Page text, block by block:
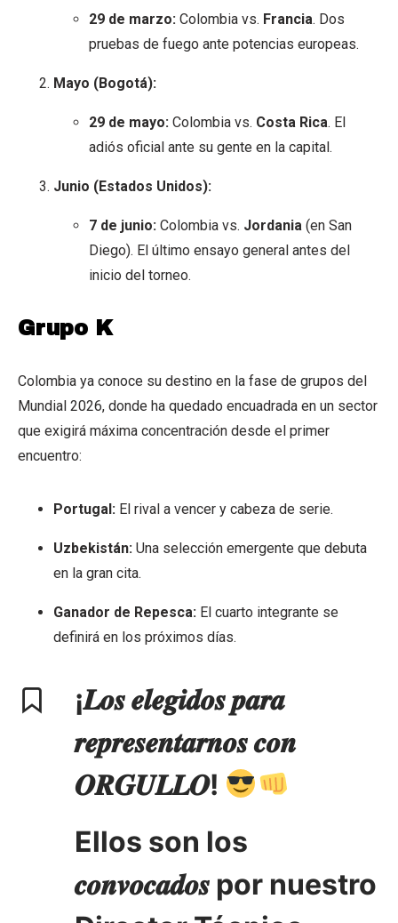
29 de marzo: Colombia vs. Francia. Dos
pruebas de fuego ante potencias europeas.
Mayo (Bogotá):
29 de mayo: Colombia vs. Costa Rica. El
adiós oficial ante su gente en la capital.
Junio (Estados Unidos):
7 de junio: Colombia vs. Jordania (en San
Diego). El último ensayo general antes del
inicio del torneo.
Grupo K
Colombia ya conoce su destino en la fase de grupos del
Mundial 2026, donde ha quedado encuadrada en un sector
que exigirá máxima concentración desde el primer
encuentro:
Portugal: El rival a vencer y cabeza de serie.
Uzbekistán: Una selección emergente que debuta
en la gran cita.
Ganador de Repesca: El cuarto integrante se
definirá en los próximos días.
¡𝑳𝒐𝒔 𝒆𝒍𝒆𝒈𝒊𝒅𝒐𝒔 𝒑𝒂𝒓𝒂
𝒓𝒆𝒑𝒓𝒆𝒔𝒆𝒏𝒕𝒂𝒓𝒏𝒐𝒔 𝒄𝒐𝒏
𝑶𝑹𝑮𝑼𝑳𝑳𝑶!
Ellos son los
𝒄𝒐𝒏𝒗𝒐𝒄𝒂𝒅𝒐𝒔 por nuestro